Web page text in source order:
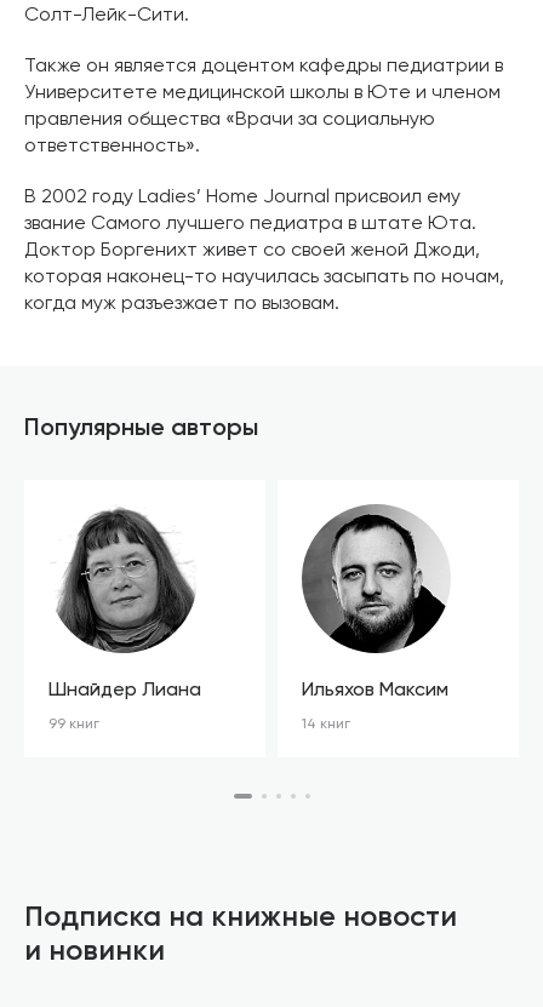
Солт-Лейк-Сити.
Также он является доцентом кафедры педиатрии в
Университете медицинской школы в Юте и членом
правления общества «Врачи за социальную
ответственность».
В 2002 году Ladies’ Home Journal присвоил ему
звание Самого лучшего педиатра в штате Юта.
Доктор Боргенихт живет со своей женой Джоди,
которая наконец-то научилась засыпать по ночам,
когда муж разъезжает по вызовам.
Популярные авторы
Шнайдер Лиана
99 книг
Ильяхов Максим
14 книг
Подписка на книжные новости
и новинки